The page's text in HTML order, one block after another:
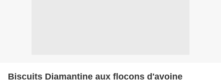
Biscuits Diamantine aux flocons d'avoine